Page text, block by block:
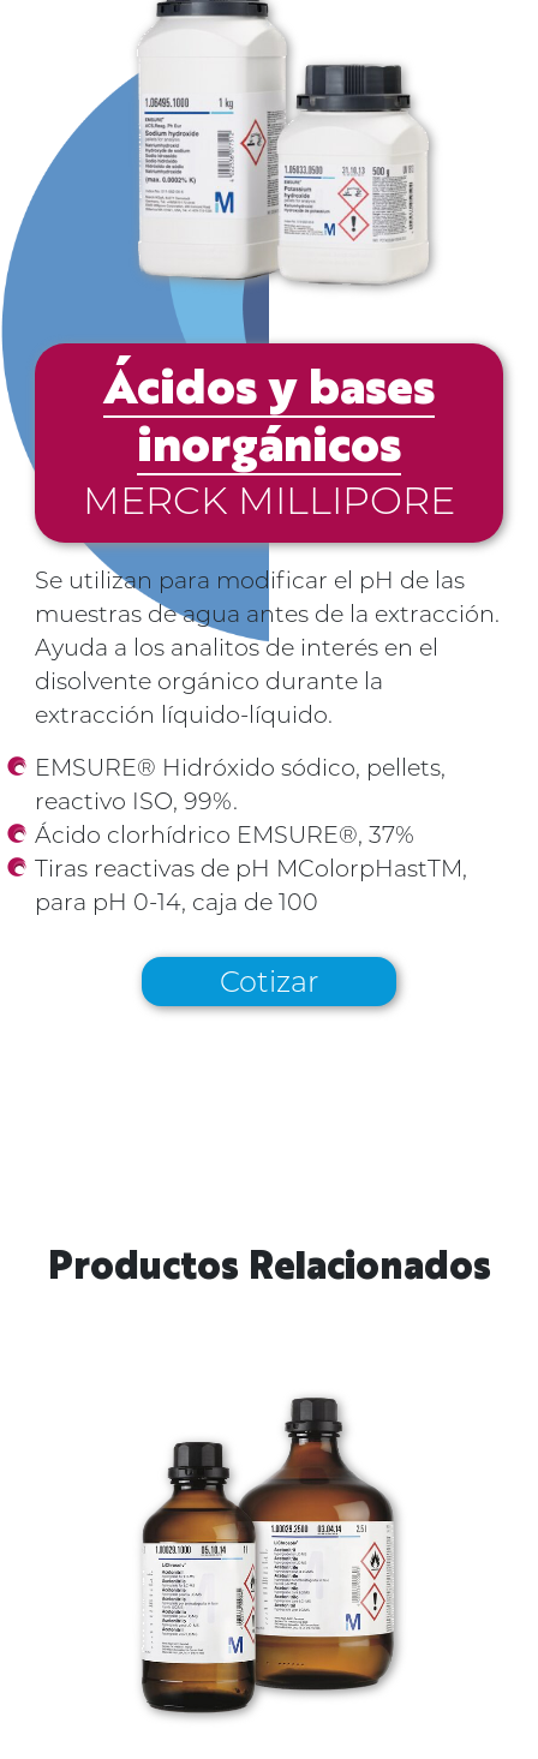
Ácidos y bases
inorgánicos
MERCK MILLIPORE
Se utilizan para modificar el pH de las
muestras de agua antes de la extracción.
Ayuda a los analitos de interés en el
disolvente orgánico durante la
extracción líquido-líquido.
EMSURE® Hidróxido sódico, pellets,
reactivo ISO, 99%.
Ácido clorhídrico EMSURE®, 37%
Tiras reactivas de pH MColorpHastTM,
para pH 0-14, caja de 100
Cotizar
Productos Relacionados